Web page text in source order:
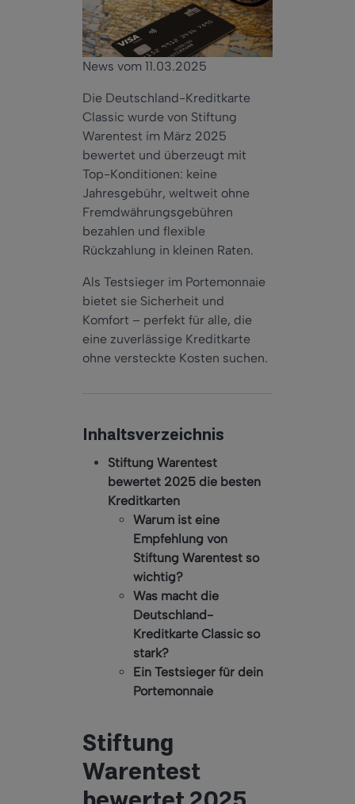
News vom 11.03.2025
Die Deutschland-Kreditkarte
Classic wurde von Stiftung
Warentest im März 2025
bewertet und überzeugt mit
Top-Konditionen: keine
Jahresgebühr, weltweit ohne
Fremdwährungsgebühren
bezahlen und flexible
Rückzahlung in kleinen Raten.
Als Testsieger im Portemonnaie
bietet sie Sicherheit und
Komfort – perfekt für alle, die
eine zuverlässige Kreditkarte
ohne versteckte Kosten suchen.
Inhaltsverzeichnis
Stiftung Warentest
bewertet 2025 die besten
Kreditkarten
Warum ist eine
Empfehlung von
Stiftung Warentest so
wichtig?
Was macht die
Deutschland-
Kreditkarte Classic so
stark?
Ein Testsieger für dein
Portemonnaie
Stiftung
Warentest